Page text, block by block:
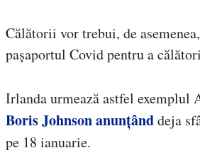
Călătorii vor trebui, de
pașaportul Covid pentru a
Irlanda urmează astfel exemplul
Boris Johnson anunțânddeja
pe 18 ianuarie.